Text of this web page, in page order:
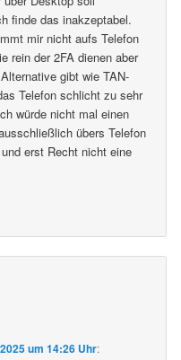
finde das inakzeptabel.
mir nicht aufs Telefon
rein der 2FA dienen aber
gibt wie TAN-
Telefon schlicht zu sehr
würde nicht mal einen
übers Telefon
erst Recht nicht eine
um 14:26 Uhr: